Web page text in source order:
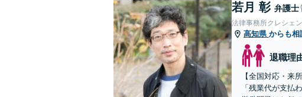
若月 彰 弁護士
法律事務所クレシェ
高知県 からも相
退職理
【全国対応・来
「残業代が支払